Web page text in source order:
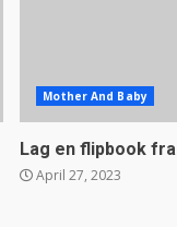
Mother And Baby
Lag en flipbook
April 27, 2023